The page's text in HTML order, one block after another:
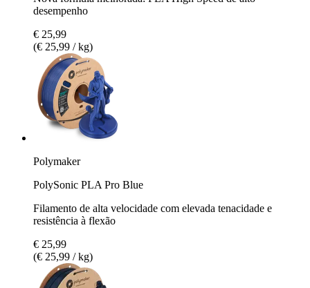
desempenho
€ 25,99
(€ 25,99 / kg)
Polymaker
PolySonic PLA Pro Blue
Filamento de alta velocidade com elevada tenacidade e
resistência à flexão
€ 25,99
(€ 25,99 / kg)